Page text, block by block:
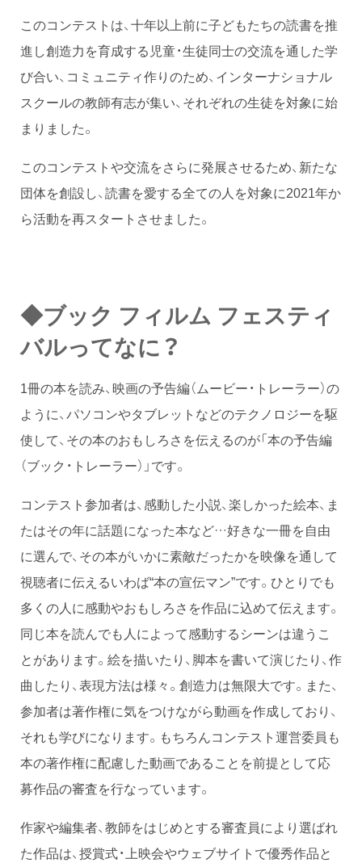
このコンテストは、十年以上前に子どもたちの読書を推
進し創造力を育成する児童・生徒同士の交流を通した学
び合い、コミュニティ作りのため、インターナショナル
スクールの教師有志が集い、それぞれの生徒を対象に始
まりました。
このコンテストや交流をさらに発展させるため、新たな
団体を創設し、読書を愛する全ての人を対象に2021年か
ら活動を再スタートさせました。
◆ブック フィルム フェスティ
バルってなに？
1冊の本を読み、映画の予告編（ムービー・トレーラー）の
ように、パソコンやタブレットなどのテクノロジーを駆
使して、その本のおもしろさを伝えるのが「本の予告編
（ブック・トレーラー）」です。
コンテスト参加者は、感動した小説、楽しかった絵本、ま
たはその年に話題になった本など…好きな一冊を自由
に選んで、その本がいかに素敵だったかを映像を通して
視聴者に伝えるいわば“本の宣伝マン”です。ひとりでも
多くの人に感動やおもしろさを作品に込めて伝えます。
同じ本を読んでも人によって感動するシーンは違うこ
とがあります。絵を描いたり、脚本を書いて演じたり、作
曲したり、表現方法は様々。創造力は無限大です。また、
参加者は著作権に気をつけながら動画を作成しており、
それも学びになります。もちろんコンテスト運営委員も
本の著作権に配慮した動画であることを前提として応
募作品の審査を行なっています。
作家や編集者、教師をはじめとする審査員により選ばれ
た作品は、授賞式・上映会やウェブサイトで優秀作品と